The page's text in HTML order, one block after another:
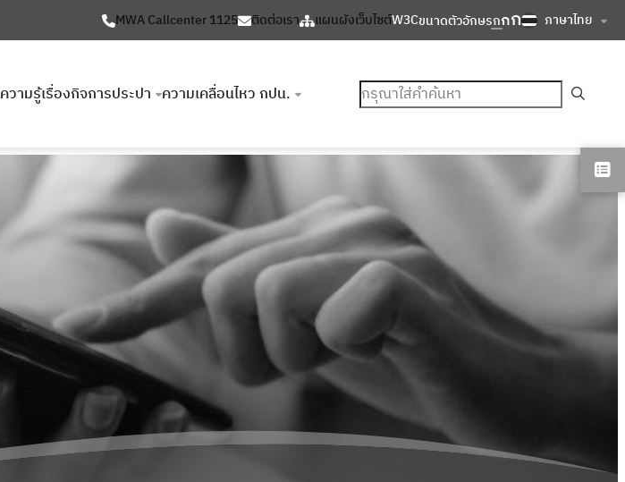
MWA Callcenter 1125 ติดต่อเรา แผนผังเว็บไซต์W3Cขนาดตัวอักษรกกก ภาษาไทย
ความรู้เรื่องกิจการประปา ความเคลื่อนไหว กปน. ค้นหา